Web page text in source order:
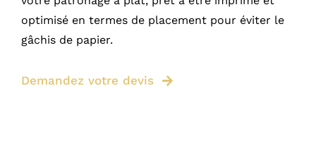
optimisé en termes de placement pour éviter le
gâchis de papier.
Demandez votre devis